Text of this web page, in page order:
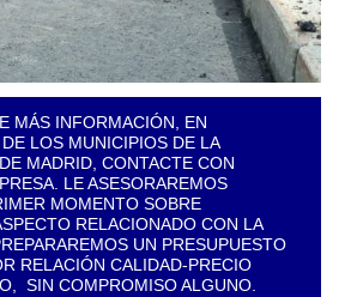
MÁS INFORMACIÓN, EN
LOS MUNICIPIOS DE LA
MADRID, CONTACTE CON
LE ASESORAREMOS
MOMENTO SOBRE
RELACIONADO CON LA
UN PRESUPUESTO
RELACIÓN CALIDAD-PRECIO
SIN COMPROMISO ALGUNO.